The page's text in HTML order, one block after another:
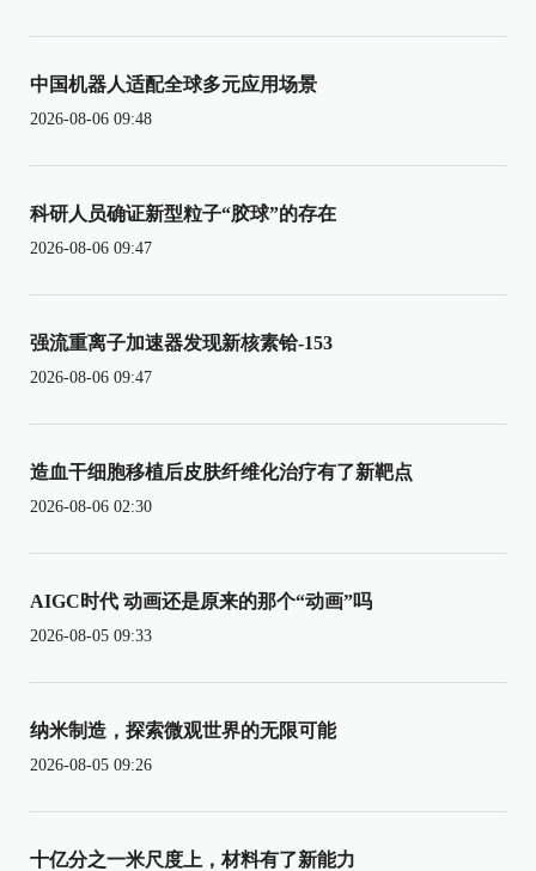
中国机器人适配全球多元应用场景
2026-08-06 09:48
科研人员确证新型粒子“胶球”的存在
2026-08-06 09:47
强流重离子加速器发现新核素铪-153
2026-08-06 09:47
造血干细胞移植后皮肤纤维化治疗有了新靶点
2026-08-06 02:30
AIGC时代 动画还是原来的那个“动画”吗
2026-08-05 09:33
纳米制造，探索微观世界的无限可能
2026-08-05 09:26
十亿分之一米尺度上，材料有了新能力